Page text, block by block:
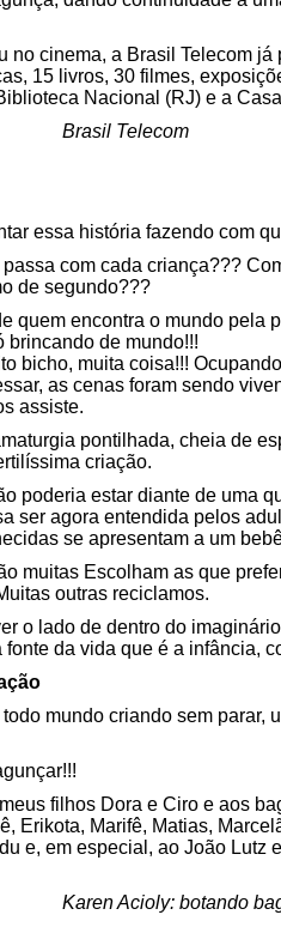
no cinema, a Brasil Telecom
15 livros, 30 filmes,
Nacional (RJ) e a
Brasil Telecom
essa história fazendo com
com cada criança???
de segundo???
quem encontra o mundo pela
brincando de mundo!!!
bicho, muita coisa!!!
as cenas foram sendo
assiste.
pontilhada, cheia de
criação.
poderia estar diante de uma
ser agora entendida pelos
se apresentam a um
muitas Escolham as que
outras reciclamos.
o lado de dentro do
da vida que é a infância,
mundo criando sem
filhos Dora e Ciro e aos
Erikota, Marifê, Matias,
e, em especial, ao João
Karen Acioly: botando